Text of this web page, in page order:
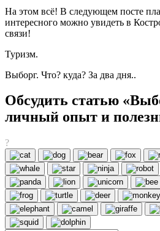
На этом всё! В следующем посте
интересного можно увидеть в
связи!
Туризм.
Выборг. Что? куда? За два дня..
Обсудить статью
личный опыт и
?